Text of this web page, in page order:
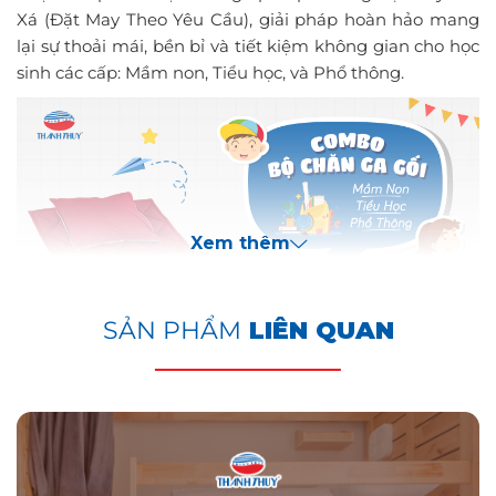
Xá (Đặt May Theo Yêu Cầu), giải pháp hoàn hảo mang
lại sự thoải mái, bền bỉ và tiết kiệm không gian cho học
sinh các cấp: Mầm non, Tiểu học, và Phổ thông.
Xem thêm
SẢN PHẨM LIÊN QUAN